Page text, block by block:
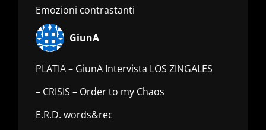
Emozioni contrastanti
GiunA
PLATIA – GiunA Intervista LOS ZINGALES
– CRISIS – Order to my Chaos
E.R.D. words&rec